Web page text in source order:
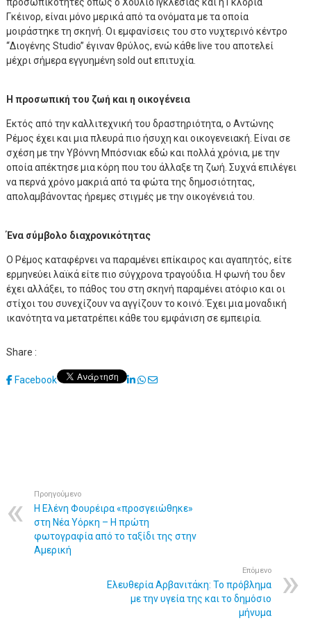
Γκέινορ, είναι μόνο μερικά από τα ονόματα με τα οποία
μοιράστηκε τη σκηνή. Οι εμφανίσεις του στο νυχτερινό κέντρο
“Διογένης Studio” έγιναν θρύλος, ενώ κάθε live του αποτελεί
μέχρι σήμερα εγγυημένη sold out επιτυχία.
Η προσωπική του ζωή και η οικογένεια
Εκτός από την καλλιτεχνική του δραστηριότητα, ο Αντώνης
Ρέμος έχει και μια πλευρά πιο ήσυχη και οικογενειακή. Είναι σε
σχέση με την Υβόννη Μπόσνιακ εδώ και πολλά χρόνια, με την
οποία απέκτησε μια κόρη που του άλλαξε τη ζωή. Συχνά επιλέγει
να περνά χρόνο μακριά από τα φώτα της δημοσιότητας,
απολαμβάνοντας ήρεμες στιγμές με την οικογένειά του.
Ένα σύμβολο διαχρονικότητας
Ο Ρέμος καταφέρνει να παραμένει επίκαιρος και αγαπητός, είτε
ερμηνεύει λαϊκά είτε πιο σύγχρονα τραγούδια. Η φωνή του δεν
έχει αλλάξει, το πάθος του στη σκηνή παραμένει ατόφιο και οι
στίχοι του συνεχίζουν να αγγίζουν το κοινό. Έχει μια μοναδική
ικανότητα να μετατρέπει κάθε του εμφάνιση σε εμπειρία.
Share :
Facebook LinkedIn
Whatsapp
Share
Προηγούμενο
Η Ελένη Φουρέιρα «προσγειώθηκε»
στη Νέα Υόρκη – Η πρώτη
φωτογραφία από το ταξίδι της στην
Αμερική
Επόμενο
Ελευθερία Αρβανιτάκη: To πρόβλημα
με την υγεία της και το δημόσιο
μήνυμα